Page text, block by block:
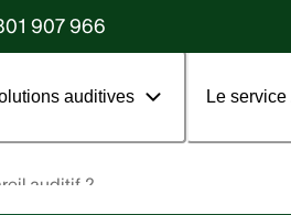
907 966
auditives Le
auditif ?